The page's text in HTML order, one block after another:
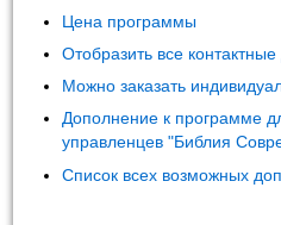
Цена программы
Отобразить все
Можно заказать
Дополнение к программе
управленцев "Библия
Список всех возможных